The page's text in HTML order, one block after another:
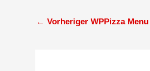
← Vorheriger WPPizza